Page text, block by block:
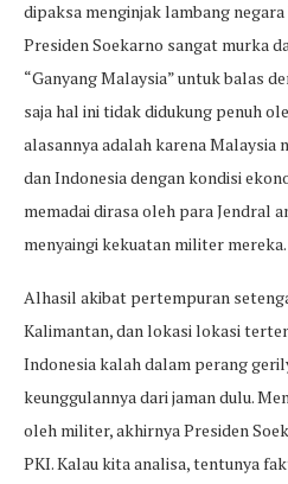
dipaksa menginjak lambang
Presiden Soekarno sangat murka
“Ganyang Malaysia” untuk balas
saja hal ini tidak didukung penuh
alasannya adalah karena Malaysia
dan Indonesia dengan kondisi
memadai dirasa oleh para Jendral
menyaingi kekuatan militer mereka.
Alhasil akibat pertempuran
Kalimantan, dan lokasi lokasi
Indonesia kalah dalam perang
keunggulannya dari jaman dulu.
oleh militer, akhirnya Presiden
PKI. Kalau kita analisa, tentunya